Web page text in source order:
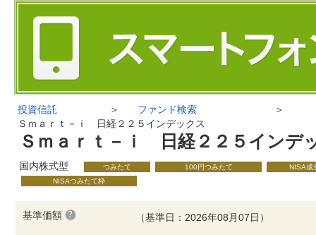
投資信託 ＞ ファンド検索
＞
Ｓｍａｒｔ－ｉ 日経２２５インデックス
Ｓｍａｒｔ－ｉ 日経２２５インデ
国内株式型 つみたて 100円つみたて
NISA成
NISAつみたて枠
基準価額 （基準日：2026年08月07日）